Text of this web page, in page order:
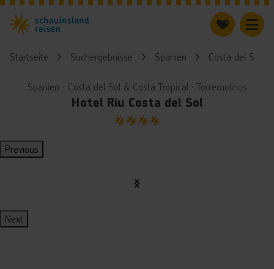
Startseite Suchergebnisse Spanien Costa del Sol &
Spanien ∙ Costa del Sol & Costa Tropical ∙ Torremolinos
Hotel Riu Costa del Sol
4
Previous
Next